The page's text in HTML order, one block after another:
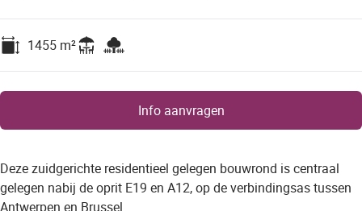
1455 m²
Info aanvragen
Deze zuidgerichte residentieel gelegen bouwrond is centraal
gelegen nabij de oprit E19 en A12, op de verbindingsas tussen
Antwerpen en Brussel.